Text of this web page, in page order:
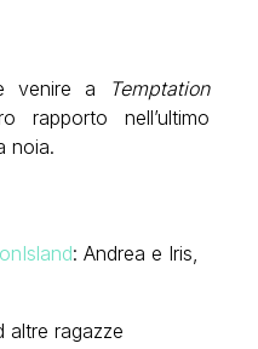
venire a Temptation
nell’ultimo
noia.
: Andrea e Iris,
altre ragazze